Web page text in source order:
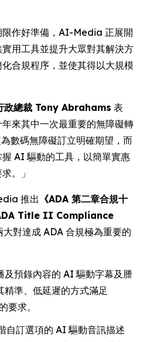
限作好準備，AI-Media 正展開
用工具並提升大眾對其解決方
合規程序，並使其得以大規模
政總裁 Tony Abrahams 表
來其中一次最重要的無障礙轉
數碼無障礙訂立明確期望，而
AI 驅動的工具，以簡單實惠
。」
推出 《ADA 第二章合規十
Title II Compliance
大對達成 ADA 合規極為重要的
及預錄內容的 AI 驅動字幕及謄
精準、低延遲的方式滿足
要求。
自訂選項的 AI 驅動音訊描述